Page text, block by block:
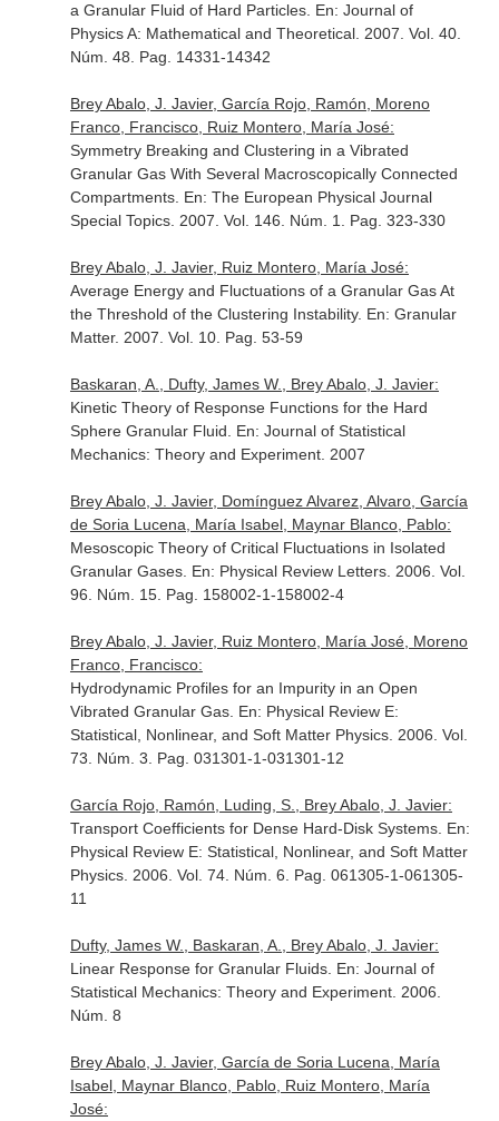
a Granular Fluid of Hard Particles. En: Journal of
Physics A: Mathematical and Theoretical. 2007. Vol. 40.
Núm. 48. Pag. 14331-14342
Brey Abalo, J. Javier, García Rojo, Ramón, Moreno
Franco, Francisco, Ruiz Montero, María José:
Symmetry Breaking and Clustering in a Vibrated
Granular Gas With Several Macroscopically Connected
Compartments. En: The European Physical Journal
Special Topics. 2007. Vol. 146. Núm. 1. Pag. 323-330
Brey Abalo, J. Javier, Ruiz Montero, María José:
Average Energy and Fluctuations of a Granular Gas At
the Threshold of the Clustering Instability. En: Granular
Matter. 2007. Vol. 10. Pag. 53-59
Baskaran, A., Dufty, James W., Brey Abalo, J. Javier:
Kinetic Theory of Response Functions for the Hard
Sphere Granular Fluid. En: Journal of Statistical
Mechanics: Theory and Experiment. 2007
Brey Abalo, J. Javier, Domínguez Alvarez, Alvaro, García
de Soria Lucena, María Isabel, Maynar Blanco, Pablo:
Mesoscopic Theory of Critical Fluctuations in Isolated
Granular Gases. En: Physical Review Letters. 2006. Vol.
96. Núm. 15. Pag. 158002-1-158002-4
Brey Abalo, J. Javier, Ruiz Montero, María José, Moreno
Franco, Francisco:
Hydrodynamic Profiles for an Impurity in an Open
Vibrated Granular Gas. En: Physical Review E:
Statistical, Nonlinear, and Soft Matter Physics. 2006. Vol.
73. Núm. 3. Pag. 031301-1-031301-12
García Rojo, Ramón, Luding, S., Brey Abalo, J. Javier:
Transport Coefficients for Dense Hard-Disk Systems. En:
Physical Review E: Statistical, Nonlinear, and Soft Matter
Physics. 2006. Vol. 74. Núm. 6. Pag. 061305-1-061305-
11
Dufty, James W., Baskaran, A., Brey Abalo, J. Javier:
Linear Response for Granular Fluids. En: Journal of
Statistical Mechanics: Theory and Experiment. 2006.
Núm. 8
Brey Abalo, J. Javier, García de Soria Lucena, María
Isabel, Maynar Blanco, Pablo, Ruiz Montero, María
José: